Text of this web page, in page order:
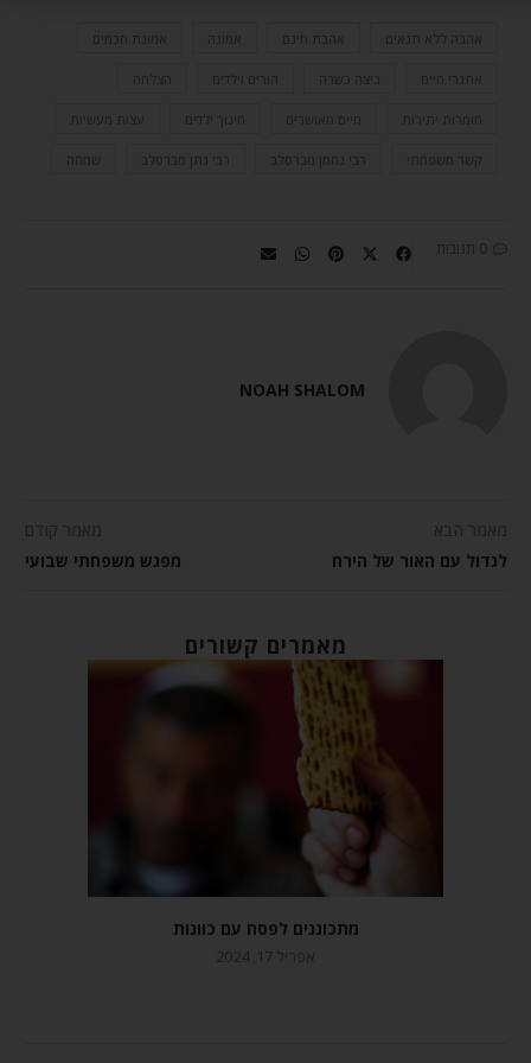
אהבה ללא תנאים אהבת חינם אמונה אמונת חכמים
אתגרי חיים ביצה כשרה הורים וילדים הצלחה
חומרות יתירות חיים מאושרים חינוך ילדים עצות מעשיות
קשר משפחתי רבי נחמן מברסלב רבי נתן מברסלב שמחה
0 תגובות
NOAH SHALOM
מאמר הבא
לגדול עם האור של הירח
מאמר קודם
מפגש משפחתי שבועי
מאמרים קשורים
מתכוננים לפסח עם כוונות
אפריל 17, 2024